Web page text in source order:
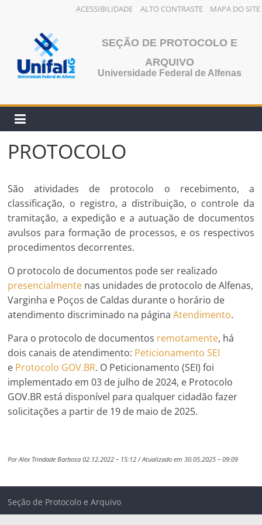
ACESSIBILIDADE ALTO CONTRASTE MAPA DO SITE
conteúdo
SEÇÃO DE PROTOCOLO E
ARQUIVO
Universidade Federal de Alfenas
PROTOCOLO
São atividades de protocolo o recebimento, a
classificação, o registro, a distribuição, o controle da
tramitação, a expedição e a autuação de documentos
avulsos para formação de processos, e os respectivos
procedimentos decorrentes.
O protocolo de documentos pode ser realizado
presencialmente nas unidades de protocolo de Alfenas,
Varginha e Poços de Caldas durante o horário de
atendimento discriminado na páginaAtendimento.
Para o protocolo de documentos remotamente, há
dois canais de atendimento: Peticionamento SEI
e Protocolo GOV.BR. O Peticionamento (SEI) foi
implementado em 03 de julho de 2024, e Protocolo
GOV.BR está disponível para qualquer cidadão fazer
solicitações a partir de 19 de maio de 2025.
Por Alex Trindade Barbosa 02.12.2022 – 15:12 / Atualizado em 30.05.2025 – 09:09
Seção de Protocolo e Arquivo